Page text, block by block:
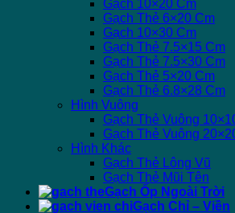
Gạch 10×20 Cm
Gạch Thẻ 6×20 Cm
Gạch 10×30 Cm
Gạch Thẻ 7.5×15 Cm
Gạch Thẻ 7.5×30 Cm
Gạch Thẻ 5×20 Cm
Gạch Thẻ 6.8×28 Cm
Hình Vuông
Gạch Thẻ Vuông
Gạch Thẻ Vuông
Hình Khác
Gạch Thẻ Lông Vũ
Gạch Thẻ Mũi Tên
Gạch Ốp Ngoài Trời
Gạch Chỉ – Viền